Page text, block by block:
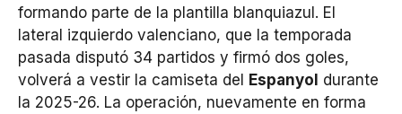
formando parte de la plantilla blanquiazul. El
lateral izquierdo valenciano, que la temporada
pasada disputó 34 partidos y firmó dos goles,
volverá a vestir la camiseta del Espanyol durante
la 2025-26. La operación, nuevamente en forma